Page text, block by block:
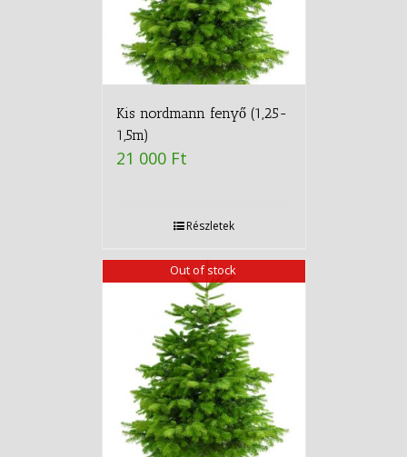
Kis nordmann fenyő (1,25-
1,5m)
21 000 Ft
Részletek
Out of stock